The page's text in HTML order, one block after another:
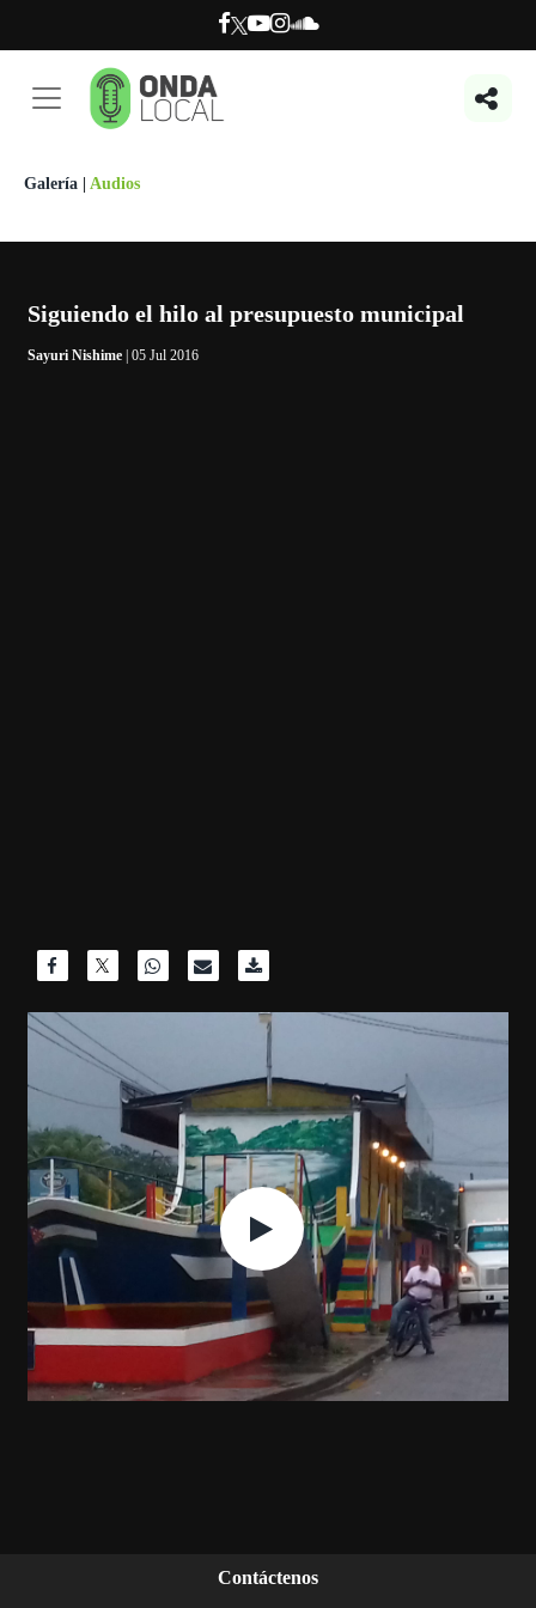
Galería Audios
Siguiendo el hilo al presupuesto municipal
Sayuri Nishime | 05 Jul 2016
Contáctenos